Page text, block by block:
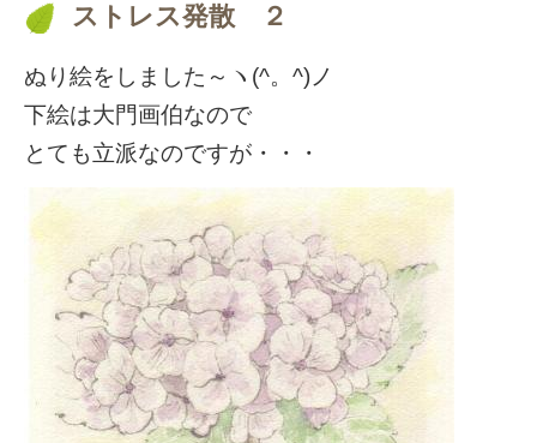
ストレス発散 ２
ぬり絵をしました～ヽ(^。^)ノ
下絵は大門画伯なので
とても立派なのですが・・・